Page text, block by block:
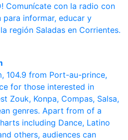
Comunícate con la radio con
para informar, educar y
región Saladas en Corrientes.
104.9 from Port-au-prince,
for those interested in
Zouk, Konpa, Compas, Salsa,
genres. Apart from of a
including Dance, Latino
others, audiences can